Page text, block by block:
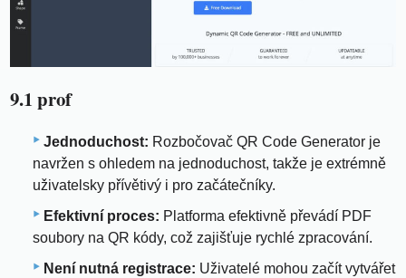
9.1 prof
Jednoduchost: Rozbočovač QR Code Generator je
navržen s ohledem na jednoduchost, takže je extrémně
uživatelsky přívětivý i pro začátečníky.
Efektivní proces: Platforma efektivně převádí PDF
soubory na QR kódy, což zajišťuje rychlé zpracování.
Není nutná registrace: Uživatelé mohou začít vytvářet